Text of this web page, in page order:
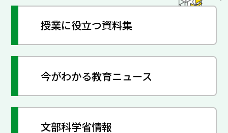
授業に役立つ資料集
今がわかる教育ニュース
文部科学省情報